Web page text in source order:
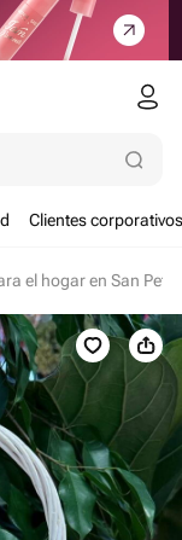
Clientes corporativos
el hogar en San